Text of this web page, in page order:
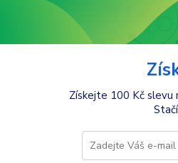
Kojenecké potřeby Nočníky,
Získejte 100 Kč slevu